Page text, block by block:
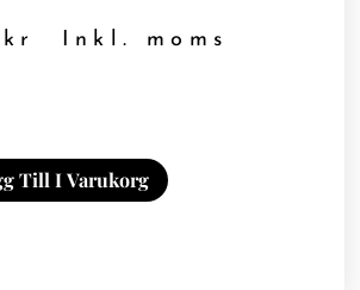
kr Inkl. moms
Till I Varukorg